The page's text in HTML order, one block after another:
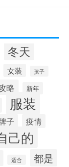
冬天
女装 孩子
略 新年
服装
子 疫情
己的
适合 都是